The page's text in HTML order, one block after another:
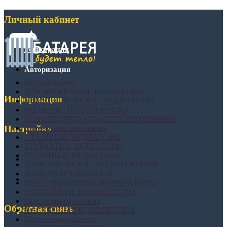
Личный кабинет
Регистрация
Авторизация
Информация
Настройки
Обратная связь
БИМЕТАЛИЧЕСКИЕ РАДИАТОРЫ
Конвекторы отопления
СТАЛЬНЫЕ РАДИАТОРЫ
НАСТЕННЫЕ КОНВЕКТОРЫ